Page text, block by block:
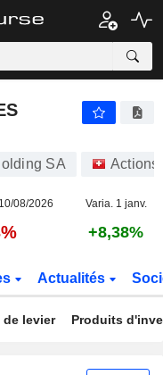
SA Actions
08/2026 Varia. 1 janv.
+8,38%
Actualités
de levier Produits